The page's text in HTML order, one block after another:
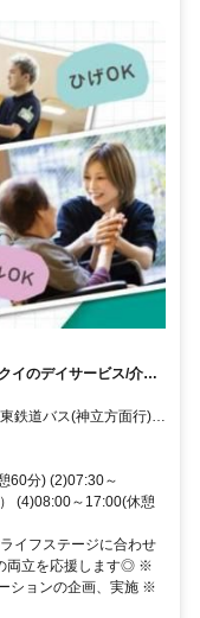
イのデイサービス/介護
鉄道バス(神立方面行)乗
歩約3分
60分) (2)07:30～
(4)08:00～17:00(休憩
イフステージに合わせ
両立を応援します◎ ※
ションの企画、実施 ※